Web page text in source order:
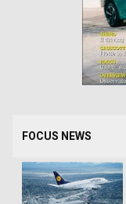
FOCUS NEWS